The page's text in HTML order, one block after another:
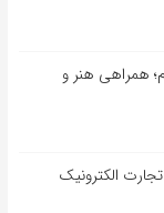
همراهی هنر و
الکترونیک